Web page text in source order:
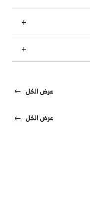
عرض الكل
عرض الكل